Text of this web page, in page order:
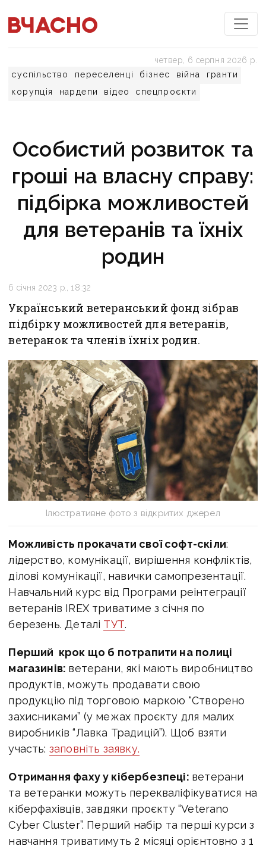
суспільство переселенці бізнес війна
гранти
корупція
нардепи відео спецпроєкти
четвер, 6 серпня 2026 р.
Особистий розвиток та
гроші на власну справу:
підбірка можливостей
для ветеранів та їхніх
родин
6 січня 2023 р., 18:32
Український ветеранський фонд зібрав
підбірку можливостей для ветеранів,
ветеранок та членів їхніх родин.
Ілюстративне фото з відкритих джерел
Можливість прокачати свої софт-скіли:
лідерство, комунікації, вирішення конфліктів,
ділові комунікації, навички самопрезентації.
Навчальний курс від Програми реінтеграції
ветеранів IREX триватиме з січня по
березень. Деталі ТУТ.
Перший крок що б потрапити на полиці
магазинів: ветерани, які мають виробництво
продуктів, можуть продавати свою
продукцію під торговою маркою “Створено
захисниками” (у межах проєкту для малих
виробників “Лавка Традицій”). Щоб взяти
участь: заповніть заявку.
Отримання фаху у кібербезпеці: ветерани
та ветеранки можуть перекваліфікуватися на
кіберфахівців, завдяки проєкту “Veterano
Cyber Cluster”. Перший набір та перші курси з
навчання триватимуть 2 місяці орієнтовно з 1